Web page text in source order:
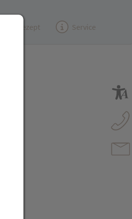
(e)Rezept Service